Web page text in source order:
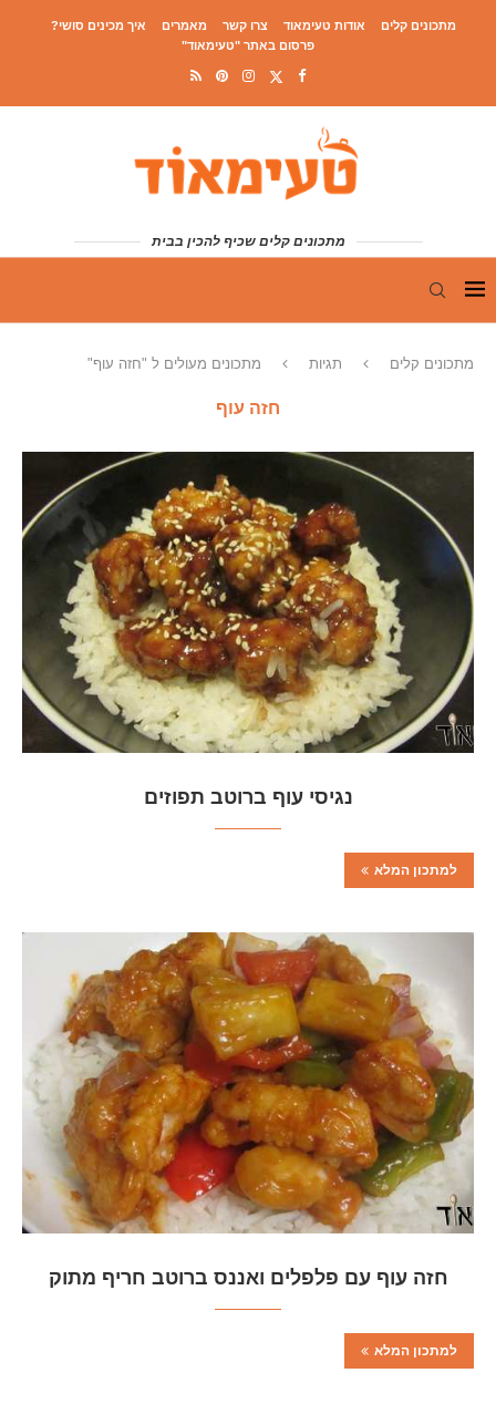
מתכונים קלים אודות טעימאוד צרו קשר מאמרים
איך מכינים סושי?
פרסום באתר "טעימאוד"
מתכונים קלים שכיף להכין בבית
מתכונים קלים תגיות מתכונים מעולים ל "חזה עוף"
חזה עוף
נגיסי עוף ברוטב תפוזים
למתכון המלא
חזה עוף עם פלפלים ואננס ברוטב חריף מתוק
למתכון המלא